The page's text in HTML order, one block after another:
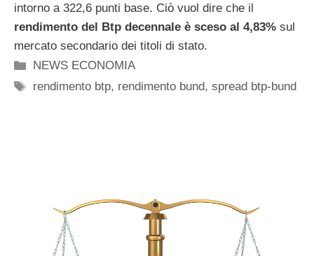
intorno a 322,6 punti base. Ciò vuol dire che il
rendimento del Btp decennale è sceso al 4,83% sul
mercato secondario dei titoli di stato.
Categorie
NEWS ECONOMIA
Tag
rendimento btp, rendimento bund,spread btp-bund